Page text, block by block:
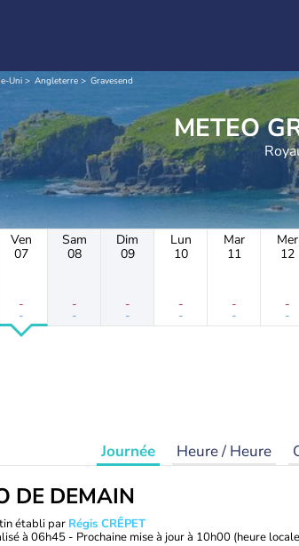
Uni Angleterre Gravesend
Ven
07
-
-
Sam
08
-
-
Dim
09
-
-
Lun
10
-
-
Mar
11
-
-
Mer
12
-
-
Journée Heure / Heure
DE DEMAIN
établi par Régis CRÊPET
à 06h45 - Prochaine mise à jour à 10h00 (heure